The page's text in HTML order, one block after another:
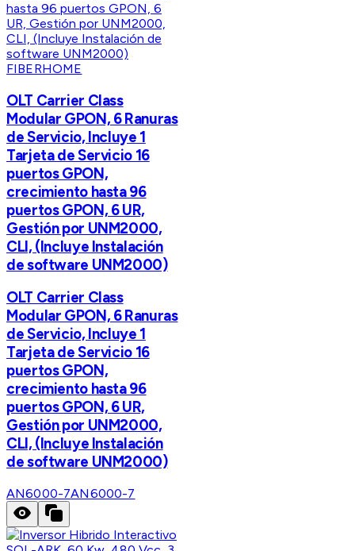
FIBERHOME
OLT Carrier Class
Modular GPON, 6 Ranuras
de Servicio, Incluye 1
Tarjeta de Servicio 16
puertos GPON,
crecimiento hasta 96
puertos GPON, 6 UR,
Gestión por UNM2000,
CLI, (Incluye Instalación
de software UNM2000)
OLT Carrier Class
Modular GPON, 6 Ranuras
de Servicio, Incluye 1
Tarjeta de Servicio 16
puertos GPON,
crecimiento hasta 96
puertos GPON, 6 UR,
Gestión por UNM2000,
CLI, (Incluye Instalación
de software UNM2000)
AN6000-7AN6000-7